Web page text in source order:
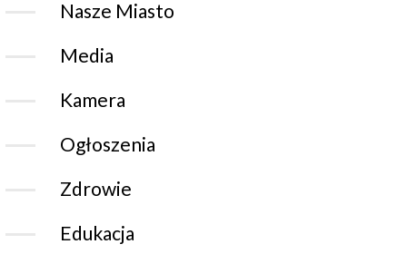
Nasze Miasto
Media
Kamera
Ogłoszenia
Zdrowie
Edukacja